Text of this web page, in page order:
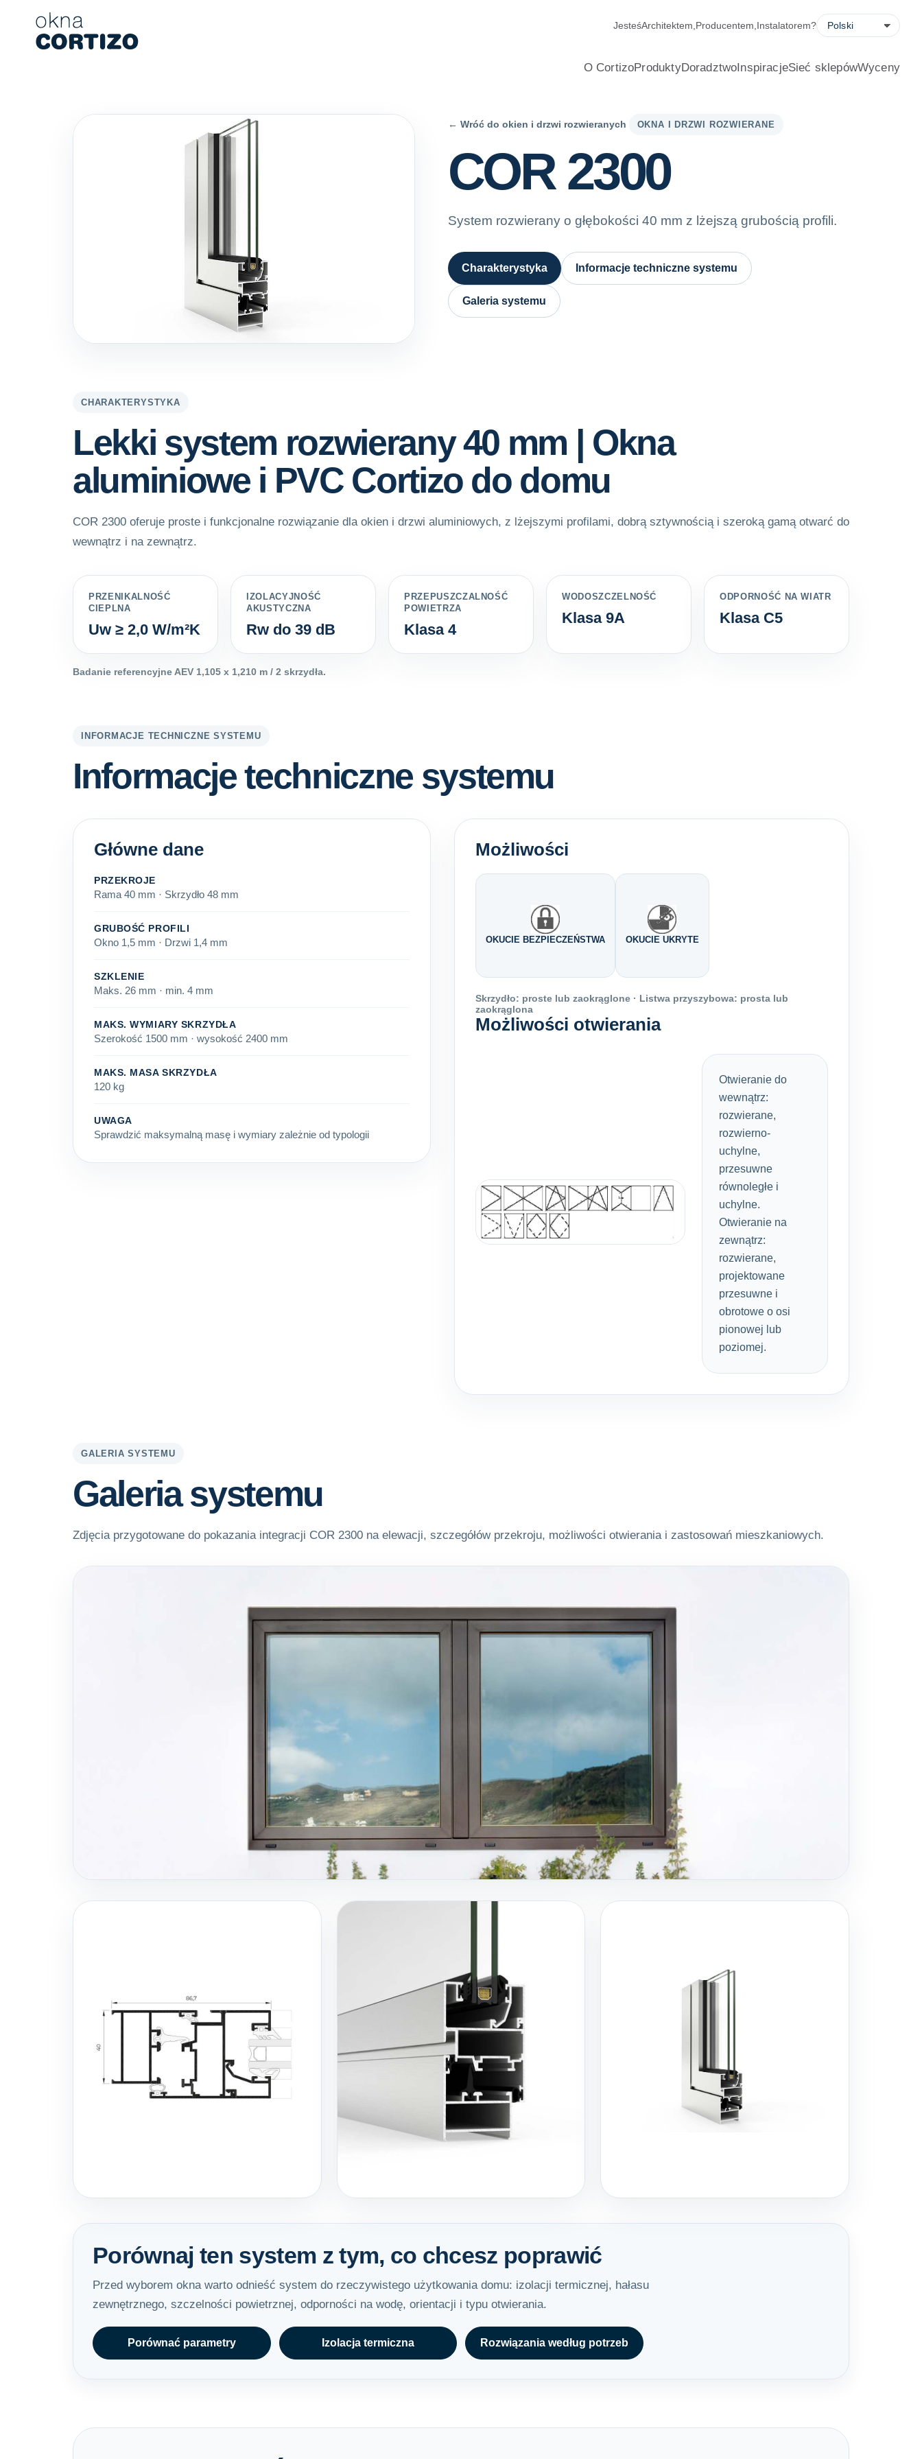
Okna Cortizo to wyspecjalizowana sieć oferująca okna aluminiowe i PVC do domów, z profesjonalnym doradztwem, kalkulatorem oszczędności energii, formularzem wyceny i wyszukiwarką
Produkty
Doradztwo
JesteśArchitektem Producentem Instalatorem?
O CortizoProduktyDoradztwoInspiracjeSieć sklepówWyceny
← Wróć do okien i drzwi rozwieranych OKNA I DRZWI ROZWIERANE
COR 2300
System rozwierany o głębokości 40 mm z lżejszą grubością profili.
Charakterystyka Informacje techniczne systemu
Galeria systemu
CHARAKTERYSTYKA
Lekki system rozwierany 40 mm | Okna
aluminiowe i PVC Cortizo do domu
COR 2300 oferuje proste i funkcjonalne rozwiązanie dla okien i drzwi aluminiowych, z lżejszymi profilami, dobrą sztywnością i szeroką gamą otwarć do
wewnątrz i na zewnątrz.
PRZENIKALNOŚĆ
CIEPLNA
Uw ≥ 2,0 W/m²K
IZOLACYJNOŚĆ
AKUSTYCZNA
Rw do 39 dB
PRZEPUSZCZALNOŚĆ
POWIETRZA
Klasa 4
WODOSZCZELNOŚĆ
Klasa 9A
ODPORNOŚĆ NA WIATR
Klasa C5
Badanie referencyjne AEV 1,105 x 1,210 m / 2 skrzydła.
INFORMACJE TECHNICZNE SYSTEMU
Informacje techniczne systemu
Główne dane
PRZEKROJE
Rama 40 mm · Skrzydło 48 mm
GRUBOŚĆ PROFILI
Okno 1,5 mm · Drzwi 1,4 mm
SZKLENIE
Maks. 26 mm · min. 4 mm
MAKS. WYMIARY SKRZYDŁA
Szerokość 1500 mm · wysokość 2400 mm
MAKS. MASA SKRZYDŁA
120 kg
UWAGA
Sprawdzić maksymalną masę i wymiary zależnie od typologii
Możliwości
OKUCIE BEZPIECZEŃSTWA OKUCIE UKRYTE
Skrzydło: proste lub zaokrąglone · Listwa przyszybowa: prosta lub
zaokrąglona
Możliwości otwierania
Otwieranie do
wewnątrz:
rozwierane,
rozwierno-
uchylne,
przesuwne
równoległe i
uchylne.
Otwieranie na
zewnątrz:
rozwierane,
projektowane
przesuwne i
obrotowe o osi
pionowej lub
poziomej.
GALERIA SYSTEMU
Galeria systemu
Zdjęcia przygotowane do pokazania integracji COR 2300 na elewacji, szczegółów przekroju, możliwości otwierania i zastosowań mieszkaniowych.
Porównaj ten system z tym, co chcesz poprawić
Przed wyborem okna warto odnieść system do rzeczywistego użytkowania domu: izolacji termicznej, hałasu
zewnętrznego, szczelności powietrznej, odporności na wodę, orientacji i typu otwierania.
Porównać parametry Izolacja termiczna Rozwiązania według potrzeb